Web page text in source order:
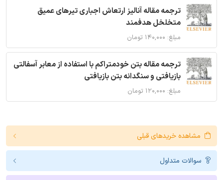
ترجمه مقاله آنالیز ارتعاش اجباری تیرهای عمیق
متخلخل هدفمند
مبلغ: ۱۴۰,۰۰۰ تومان
ترجمه مقاله بتن خودمتراکم با استفاده از معابر آسفالتی
بازیافتی و سنگدانه بتن بازیافتی
مبلغ: ۱۲۰,۰۰۰ تومان
مشاهده خریدهای قبلی
سوالات متداول